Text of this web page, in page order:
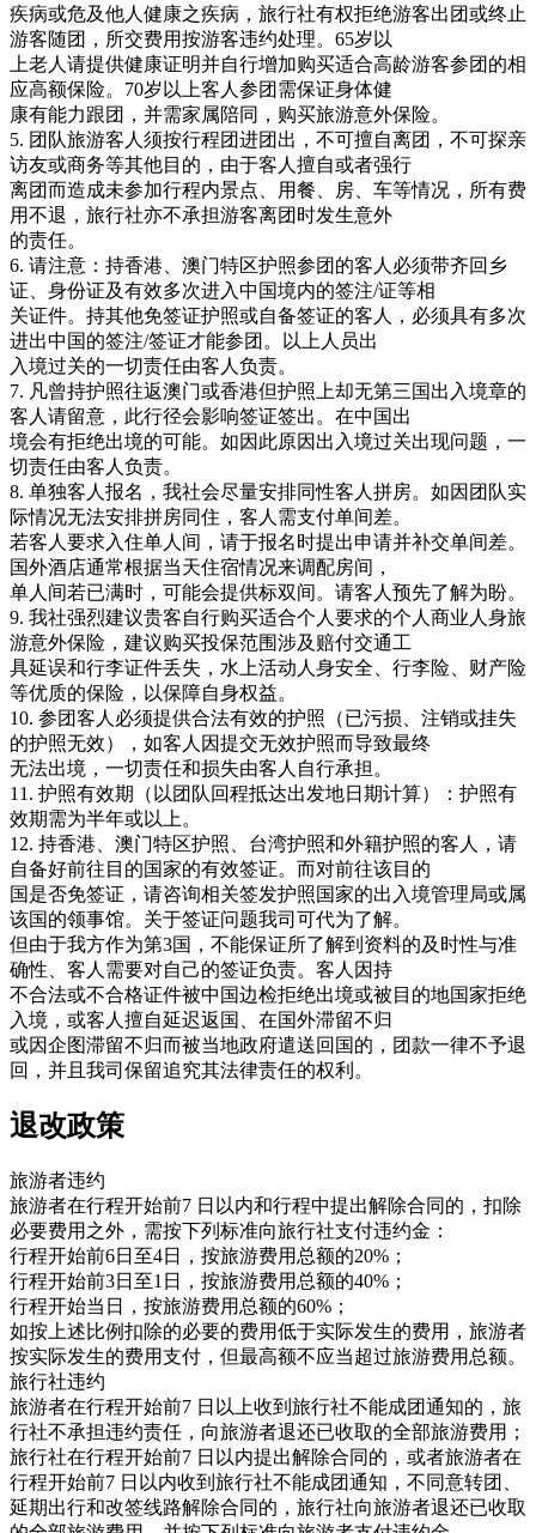
疾病或危及他人健康之疾病，旅行社有权拒绝游客出团或终止
游客随团，所交费用按游客违约处理。65岁以
上老人请提供健康证明并自行增加购买适合高龄游客参团的相
应高额保险。70岁以上客人参团需保证身体健
康有能力跟团，并需家属陪同，购买旅游意外保险。
5. 团队旅游客人须按行程团进团出，不可擅自离团，不可探亲
访友或商务等其他目的，由于客人擅自或者强行
离团而造成未参加行程内景点、用餐、房、车等情况，所有费
用不退，旅行社亦不承担游客离团时发生意外
的责任。
6. 请注意：持香港、澳门特区护照参团的客人必须带齐回乡
证、身份证及有效多次进入中国境内的签注/证等相
关证件。持其他免签证护照或自备签证的客人，必须具有多次
进出中国的签注/签证才能参团。以上人员出
入境过关的一切责任由客人负责。
7. 凡曾持护照往返澳门或香港但护照上却无第三国出入境章的
客人请留意，此行径会影响签证签出。在中国出
境会有拒绝出境的可能。如因此原因出入境过关出现问题，一
切责任由客人负责。
8. 单独客人报名，我社会尽量安排同性客人拼房。如因团队实
际情况无法安排拼房同住，客人需支付单间差。
若客人要求入住单人间，请于报名时提出申请并补交单间差。
国外酒店通常根据当天住宿情况来调配房间，
单人间若已满时，可能会提供标双间。请客人预先了解为盼。
9. 我社强烈建议贵客自行购买适合个人要求的个人商业人身旅
游意外保险，建议购买投保范围涉及赔付交通工
具延误和行李证件丢失，水上活动人身安全、行李险、财产险
等优质的保险，以保障自身权益。
10. 参团客人必须提供合法有效的护照（已污损、注销或挂失
的护照无效），如客人因提交无效护照而导致最终
无法出境，一切责任和损失由客人自行承担。
11. 护照有效期（以团队回程抵达出发地日期计算）：护照有
效期需为半年或以上。
12. 持香港、澳门特区护照、台湾护照和外籍护照的客人，请
自备好前往目的国家的有效签证。而对前往该目的
国是否免签证，请咨询相关签发护照国家的出入境管理局或属
该国的领事馆。关于签证问题我司可代为了解。
但由于我方作为第3国，不能保证所了解到资料的及时性与准
确性、客人需要对自己的签证负责。客人因持
不合法或不合格证件被中国边检拒绝出境或被目的地国家拒绝
入境，或客人擅自延迟返国、在国外滞留不归
或因企图滞留不归而被当地政府遣送回国的，团款一律不予退
回，并且我司保留追究其法律责任的权利。
退改政策
旅游者违约
旅游者在行程开始前7 日以内和行程中提出解除合同的，扣除
必要费用之外，需按下列标准向旅行社支付违约金：
行程开始前6日至4日，按旅游费用总额的20%；
行程开始前3日至1日，按旅游费用总额的40%；
行程开始当日，按旅游费用总额的60%；
如按上述比例扣除的必要的费用低于实际发生的费用，旅游者
按实际发生的费用支付，但最高额不应当超过旅游费用总额。
旅行社违约
旅游者在行程开始前7 日以上收到旅行社不能成团通知的，旅
行社不承担违约责任，向旅游者退还已收取的全部旅游费用；
旅行社在行程开始前7 日以内提出解除合同的，或者旅游者在
行程开始前7 日以内收到旅行社不能成团通知，不同意转团、
延期出行和改签线路解除合同的，旅行社向旅游者退还已收取